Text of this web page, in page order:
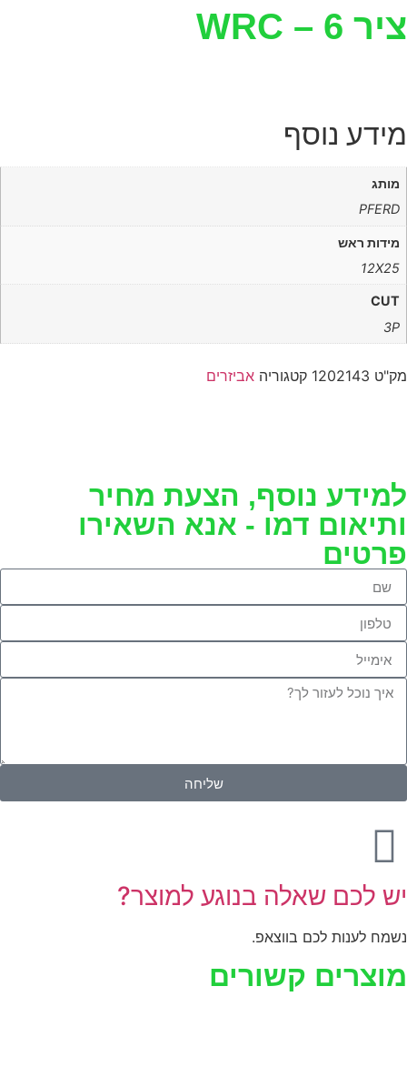
ציר 6 – WRC
מידע נוסף
מותג
PFERD
מידות ראש
12X25
CUT
3P
מק"ט 1202143 קטגוריה אביזרים
למידע נוסף, הצעת מחיר
ותיאום דמו - אנא השאירו
פרטים
שליחה
יש לכם שאלה בנוגע למוצר?
נשמח לענות לכם בווצאפ.
מוצרים קשורים